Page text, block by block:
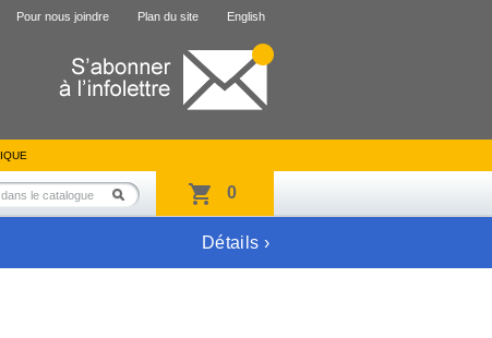
Pour nous joindre Plan du site English
0
Détails ›